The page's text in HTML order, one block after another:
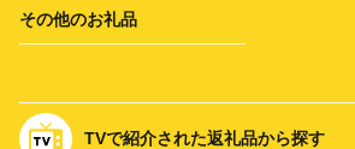
その他のお礼品
TVで紹介された返礼品から探す